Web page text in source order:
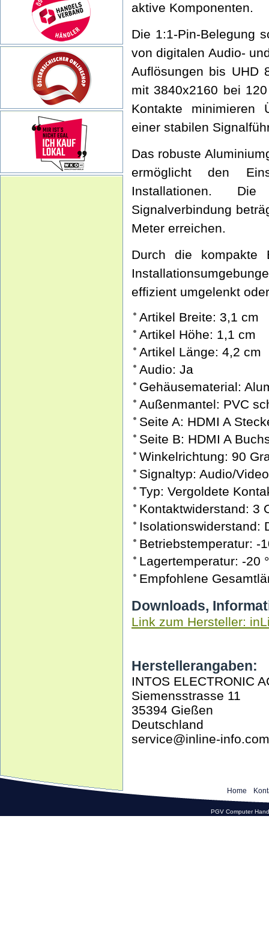
aktive Komponenten.
Die 1:1-Pin-Belegung
von digitalen Audio-
Auflösungen bis UHD
mit 3840x2160 bei
Kontakte minimieren
einer stabilen
Das robuste
ermöglicht den
Installationen.
Signalverbindung
Meter erreichen.
Durch die kompakte
effizient umgelenkt
Artikel Breite: 3,1 cm
Artikel Höhe: 1,1 cm
Artikel Länge: 4,2 cm
Audio: Ja
Gehäusematerial:
Außenmantel: PVC
Seite A: HDMI A
Seite B: HDMI A
Winkelrichtung: 90
Signaltyp: Audio/Video
Typ: Vergoldete
Kontaktwiderstand: 3
Isolationswiderstand:
Betriebstemperatur: -
Lagertemperatur: -20
Empfohlene
Downloads,
Link zum Hersteller:
Herstellerangaben:
INTOS ELECTRONIC
Siemensstrasse 11
35394 Gießen
Deutschland
service@inline-info.com
Home
PGV Computer